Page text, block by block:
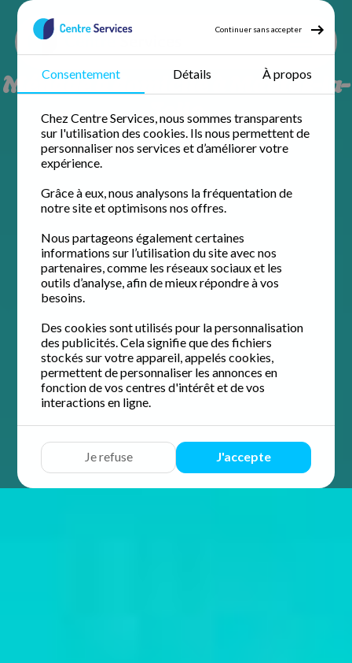
Continuer sans accepter
Consentement Détails À propos
Chez Centre Services, nous sommes transparents
sur l'utilisation des cookies. Ils nous permettent de
personnaliser nos services et d’améliorer votre
expérience.
Grâce à eux, nous analysons la fréquentation de
notre site et optimisons nos offres.
Nous partageons également certaines
informations sur l’utilisation du site avec nos
partenaires, comme les réseaux sociaux et les
outils d’analyse, afin de mieux répondre à vos
besoins.
Des cookies sont utilisés pour la personnalisation
des publicités. Cela signifie que des fichiers
stockés sur votre appareil, appelés cookies,
permettent de personnaliser les annonces en
fonction de vos centres d'intérêt et de vos
interactions en ligne.
Je refuse J'accepte
Ménage à domicile à Mantes-la-
Jolie